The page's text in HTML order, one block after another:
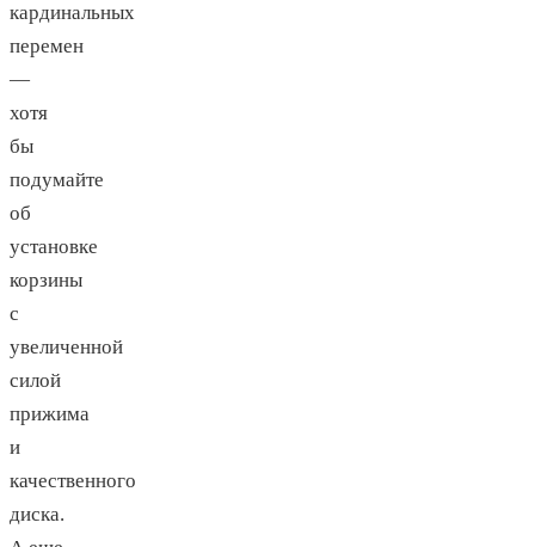
кардинальных
перемен
—
хотя
бы
подумайте
об
установке
корзины
с
увеличенной
силой
прижима
и
качественного
диска.